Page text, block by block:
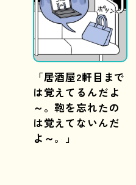
「居酒屋2軒目まで
は覚えてるんだよ
～。鞄を忘れたの
は覚えてないんだ
よ～。」